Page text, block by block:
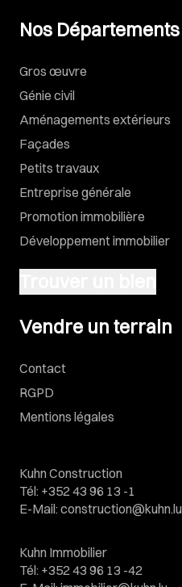
Nos Départements
Gros œuvre
Génie civil
Aménagements extérieurs
Façades
Petits travaux
Entreprise générale
Promotion immobilière
Développement immobilier
Vendre un terrain
Contact
RGPD
Mentions légales
Kuhn Construction
Tél: +352 43 96 13 -1
E-Mail: construction@kuhn.lu
Kuhn Immobilier
Tél: +352 43 96 13 -42